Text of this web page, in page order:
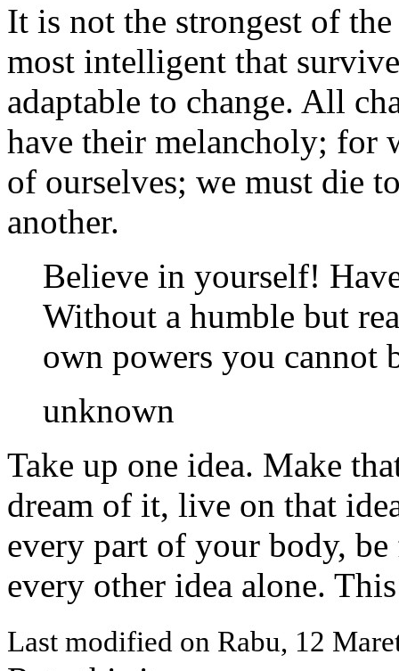
It is not the strongest of
most intelligent that
adaptable to change. All
have their melancholy; for
of ourselves; we must die
another.
Believe in yourself!
Without a humble but
own powers you cannot
unknown
Take up one idea. Make
dream of it, live on that
every part of your body,
every other idea alone.
Last modified on Rabu, 12